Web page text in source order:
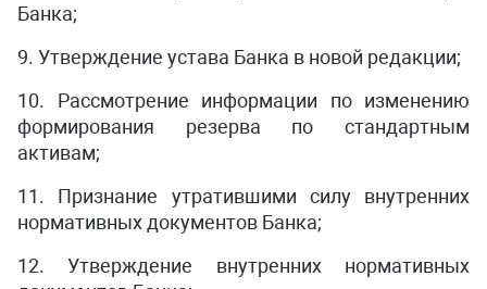
Банка;
9. Утверждение устава Банка в новой редакции;
10. Рассмотрение информации по изменению
формирования резерва по стандартным
активам;
11. Признание утратившими силу внутренних
нормативных документов Банка;
12. Утверждение внутренних нормативных